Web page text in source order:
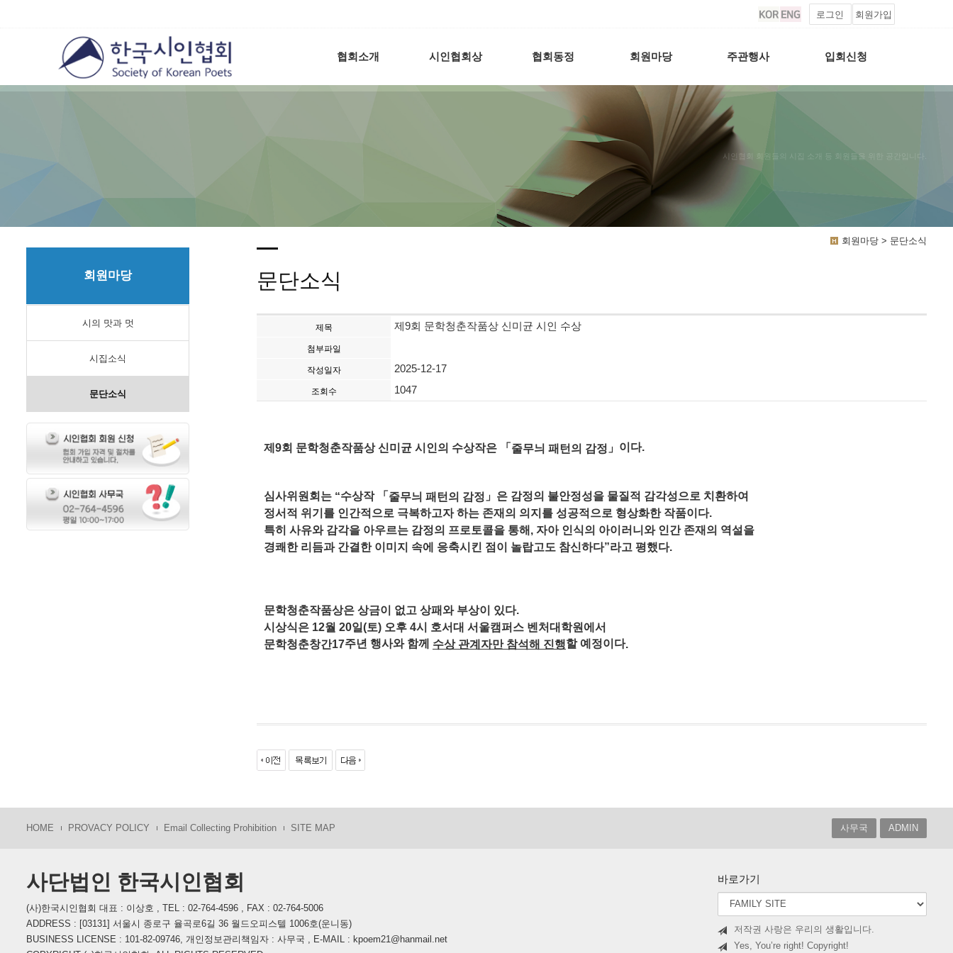
로그인 회원가입
협회소개 시인협회상 협회동정 회원마당 주관행사 입회신청
시인협회 회원들의 시집 소개 등 회원들을 위한 공간입니다.
회원마당 > 문단소식
회원마당
시의 맛과 멋
시집소식
문단소식
문단소식
제목 제9회 문학청춘작품상 신미균 시인 수상
첨부파일
작성일자 2025-12-17
조회수 1047
제 9회 문학청춘작품상 신미균 시인의 수상작은 「 줄무늬 패턴의 감정 」 이다.
심사위원회는 “수상작 「 줄무늬 패턴의 감정 」 은 감정의 불안정성을 물질적 감각성으로 치환하여
정서적 위기를 인간적으로 극복하고자 하는 존재의 의지를 성공적으로 형상화한 작품이다.
특히 사유와 감각을 아우르는 감정의 프로토콜을 통해 , 자아 인식의 아이러니와 인간 존재의 역설을
경쾌한 리듬과 간결한 이미지 속에 응축시킨 점이 놀랍고도 참신하다”라고 평했다.
문학청춘작품상은 상금이 없고 상패와 부상이 있다.
시상식은 12월 20일(토) 오후 4시 호서대 서울캠퍼스 벤처대학원에서
문학청춘창간17주년 행사와 함께 수상 관계자만 참석해 진행할 예정이다.
HOME PROVACY POLICY Email Collecting Prohibition SITE MAP 사무국 ADMIN
사단법인 한국시인협회
(사)한국시인협회 대표 : 이상호 , TEL : 02-764-4596 , FAX : 02-764-5006
ADDRESS : [03131] 서울시 종로구 율곡로6길 36 월드오피스텔 1006호(운니동)
BUSINESS LICENSE : 101-82-09746, 개인정보관리책임자 : 사무국 , E-MAIL : kpoem21@hanmail.net
바로가기
저작권 사랑은 우리의 생활입니다.
Yes, You’re right! Copyright!